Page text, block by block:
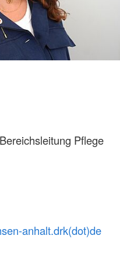
Pflege
anhalt.drk(dot)de